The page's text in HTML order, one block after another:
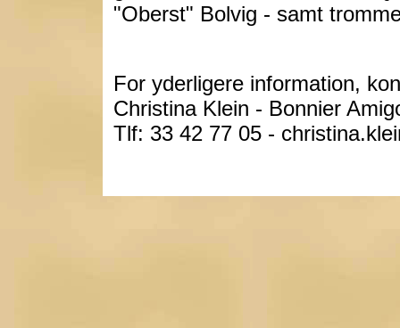
"Oberst" Bolvig - samt
For yderligere information,
Christina Klein - Bonnier
Tlf: 33 42 77 05 -